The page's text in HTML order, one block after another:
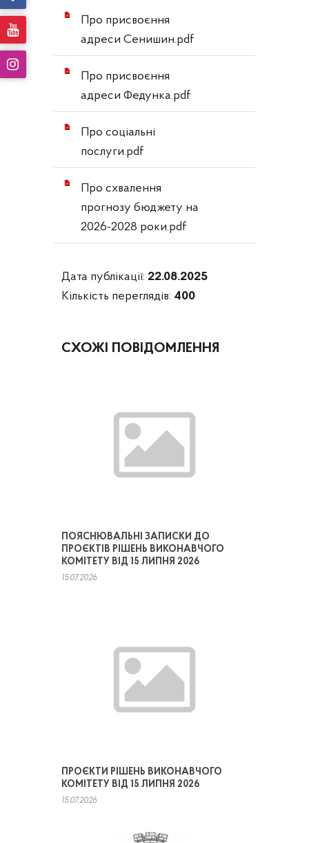
Про присвоєння
адреси Сенишин.pdf
Про присвоєння
адреси Федунка.pdf
Про соціальні
послуги.pdf
Про схвалення
прогнозу бюджету на
2026-2028 роки.pdf
Дата публікації: 22.08.2025
Кількість переглядів: 400
СХОЖІ ПОВІДОМЛЕННЯ
ПОЯСНЮВАЛЬНІ ЗАПИСКИ ДО
ПРОЄКТІВ РІШЕНЬ ВИКОНАВЧОГО
КОМІТЕТУ ВІД 15 ЛИПНЯ 2026
15.07.2026
ПРОЄКТИ РІШЕНЬ ВИКОНАВЧОГО
КОМІТЕТУ ВІД 15 ЛИПНЯ 2026
15.07.2026